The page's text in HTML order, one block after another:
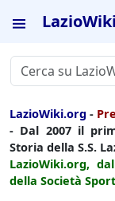
LazioWiki
LazioWiki.org -
- Dal 2007 il
Storia della S.S.
LazioWiki.org, dal
della Società